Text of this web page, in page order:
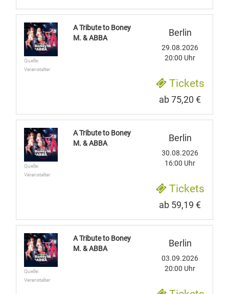
Quelle:
Veranstalter
A Tribute to Boney
M. & ABBA
Berlin
29.08.2026
20:00 Uhr
Tickets
ab 75,20 €
Quelle:
Veranstalter
A Tribute to Boney
M. & ABBA
Berlin
30.08.2026
16:00 Uhr
Tickets
ab 59,19 €
Quelle:
Veranstalter
A Tribute to Boney
M. & ABBA
Berlin
03.09.2026
20:00 Uhr